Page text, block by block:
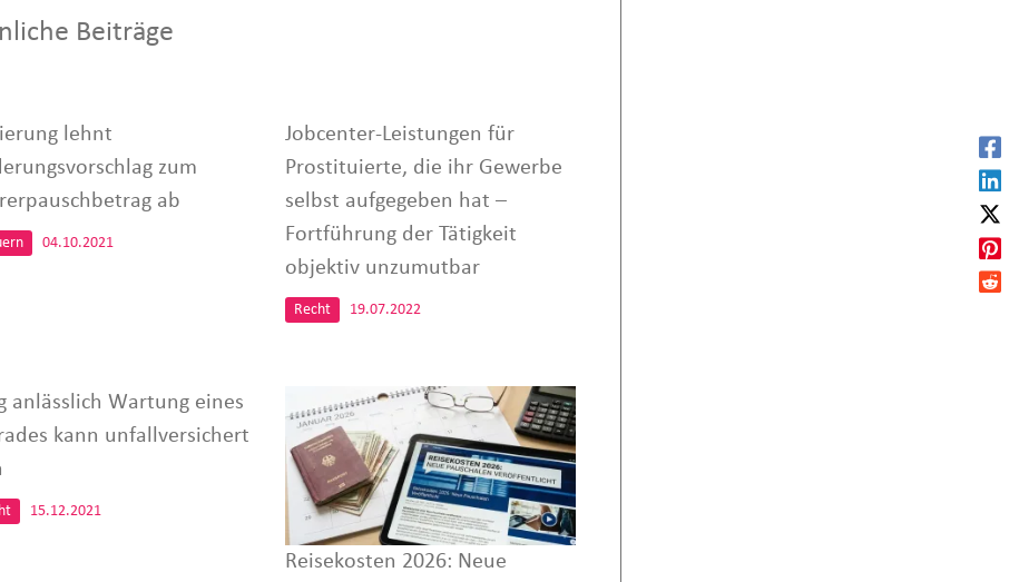
Beiträge
lehnt
zum
ab
04.10.2021
Jobcenter-Leistungen für
Prostituierte, die ihr Gewerbe
selbst aufgegeben hat –
Fortführung der Tätigkeit
objektiv unzumutbar
Recht 19.07.2022
anlässlich Wartung eines
kann unfallversichert
15.12.2021
Reisekosten 2026: Neue